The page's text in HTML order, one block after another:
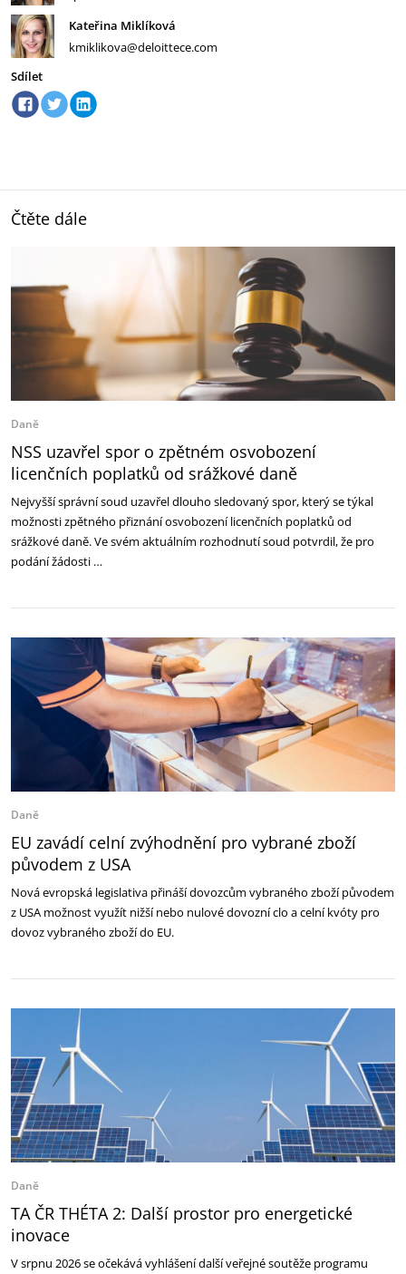
Kateřina Miklíková
kmiklikova@deloittece.com
Sdílet
Čtěte dále
Daně
NSS uzavřel spor o zpětném osvobození
licenčních poplatků od srážkové daně
Nejvyšší správní soud uzavřel dlouho sledovaný spor, který se týkal
možnosti zpětného přiznání osvobození licenčních poplatků od
srážkové daně. Ve svém aktuálním rozhodnutí soud potvrdil, že pro
podání žádosti …
Daně
EU zavádí celní zvýhodnění pro vybrané zboží
původem z USA
Nová evropská legislativa přináší dovozcům vybraného zboží původem
z USA možnost využít nižší nebo nulové dovozní clo a celní kvóty pro
dovoz vybraného zboží do EU.
Daně
TA ČR THÉTA 2: Další prostor pro energetické
inovace
V srpnu 2026 se očekává vyhlášení další veřejné soutěže programu